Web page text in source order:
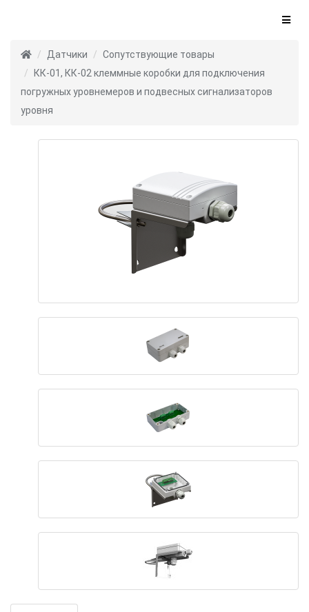
Датчики
Сопутствующие товары
КК-01, КК-02 клеммные коробки для подключения
погружных уровнемеров и подвесных сигнализаторов
уровня